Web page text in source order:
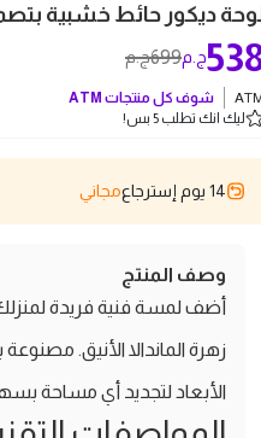
ديكور حائط خشبية بتصميم
699ج.م ج.م
شوف كل منتجات ATM
ليك انك تطلب 5 بس!
14 يوم إسترجاع مجاني
وصف المنتج
الأبعاد لتجديد أي مساحة